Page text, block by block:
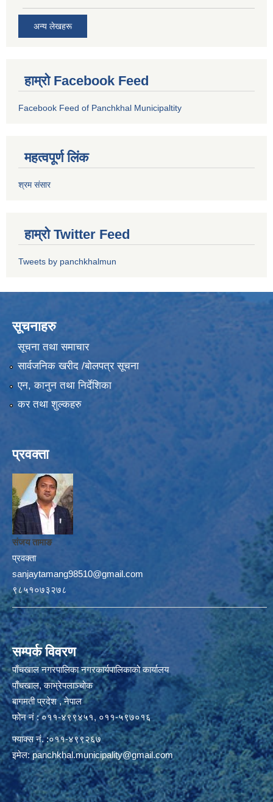
अन्य लेखहरू
हाम्रो Facebook Feed
Facebook Feed of Panchkhal Municipaltity
महत्वपूर्ण लिंक
श्रम संसार
हाम्रो Twitter Feed
Tweets by panchkhalmun
सूचनाहरु
सूचना तथा समाचार
सार्वजनिक खरीद /बोलपत्र सूचना
एन, कानुन तथा निर्देशिका
कर तथा शुल्कहरु
प्रवक्ता
संजय तामाङ
प्रवक्ता
sanjaytamang98510@gmail.com
९८५१०७३२७८
सम्पर्क विवरण
पाँचखाल नगरपालिका नगरकार्यपालिकाको कार्यालय
पाँचखाल, काभ्रेपलाञ्चोक
बागमती प्रदेश , नेपाल
फोन नं : ०११-४९९४५१, ०११-५९७०१६
फ्याक्स नं. :०११-४९९२६७
इमेल:panchkhal.municipality@gmail.com